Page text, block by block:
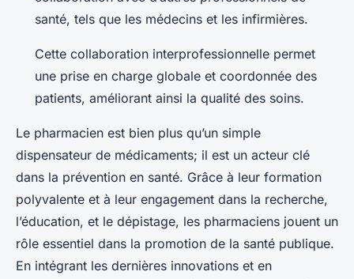
santé, tels que les médecins et les infirmières.
Cette collaboration interprofessionnelle permet
une prise en charge globale et coordonnée des
patients, améliorant ainsi la qualité des soins.
Le pharmacien est bien plus qu’un simple
dispensateur de médicaments; il est un acteur clé
dans la prévention en santé. Grâce à leur formation
polyvalente et à leur engagement dans la recherche,
l’éducation, et le dépistage, les pharmaciens jouent un
rôle essentiel dans la promotion de la santé publique.
En intégrant les dernières innovations et en